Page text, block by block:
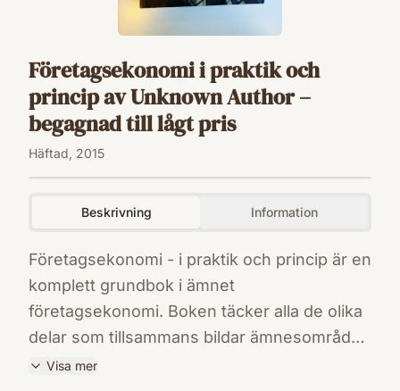
Företagsekonomi i praktik och
princip av Unknown Author –
begagnad till lågt pris
Häftad, 2015
Beskrivning Information
Företagsekonomi - i praktik och princip är en
komplett grundbok i ämnet
företagsekonomi. Boken täcker alla de olika
delar som tillsammans bildar ämnesområdet;
organisation, marknadsföring,
Visa mer